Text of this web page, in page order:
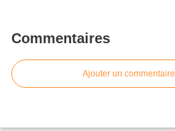
Commentaires
Ajouter un commentaire